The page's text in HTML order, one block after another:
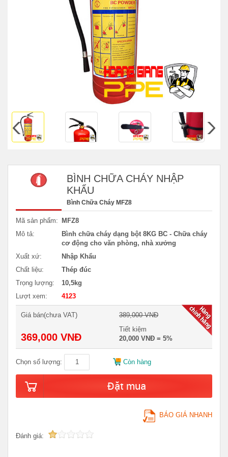
BÌNH CHỮA CHÁY NHẬP
KHẨU
Bình Chữa Cháy MFZ8
Mã sản phẩm:
MFZ8
Mô tả:
Bình chữa cháy dạng bột 8KG BC - Chữa cháy
cơ động cho văn phòng, nhà xưởng
Xuất xứ:
Nhập Khẩu
Chất liệu:
Thép đúc
Trọng lượng:
10,5kg
Lượt xem:
4123
Giá bán(chưa VAT)
369,000 VNĐ
389,000 VNĐ
Tiết kiệm
20,000 VNĐ = 5%
Chọn số lượng: Còn hàng
Đặt mua
BÁO GIÁ NHANH
Đánh giá: